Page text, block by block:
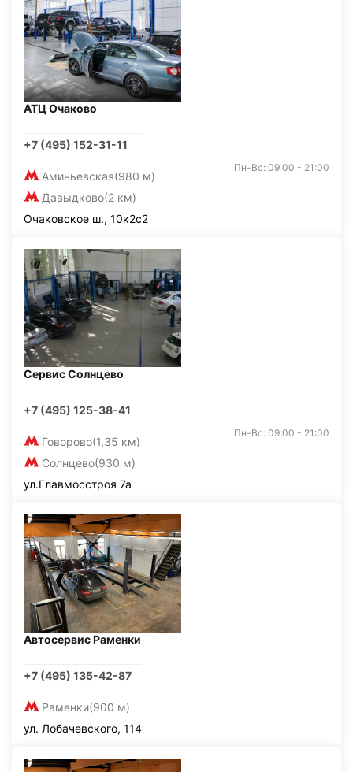
АТЦ Очаково
+7 (495) 152-31-11
Аминьевская(980 м)
Давыдково(2 км)
Пн-Вс: 09:00 - 21:00
Очаковское ш., 10к2с2
Сервис Солнцево
+7 (495) 125-38-41
Говорово(1,35 км)
Солнцево(930 м)
Пн-Вс: 09:00 - 21:00
ул.Главмосстроя 7а
Автосервис Раменки
+7 (495) 135-42-87
Раменки(900 м)
ул. Лобачевского, 114